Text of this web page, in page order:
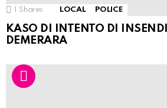
1 Shares LOCAL POLICE
KASO DI INTENTO DI
DEMERARA